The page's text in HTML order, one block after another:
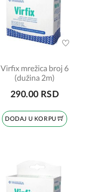
Virfix mrežica broj 6
(dužina 2m)
290.00 RSD
DODAJ U KORPU